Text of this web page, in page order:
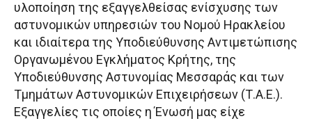
υλοποίηση της εξαγγελθείσας ενίσχυσης των
αστυνομικών υπηρεσιών του Νομού Ηρακλείου
και ιδιαίτερα της Υποδιεύθυνσης Αντιμετώπισης
Οργανωμένου Εγκλήματος Κρήτης, της
Υποδιεύθυνσης Αστυνομίας Μεσσαράς και των
Τμημάτων Αστυνομικών Επιχειρήσεων (Τ.Α.Ε.).
Εξαγγελίες τις οποίες η Ένωσή μας είχε